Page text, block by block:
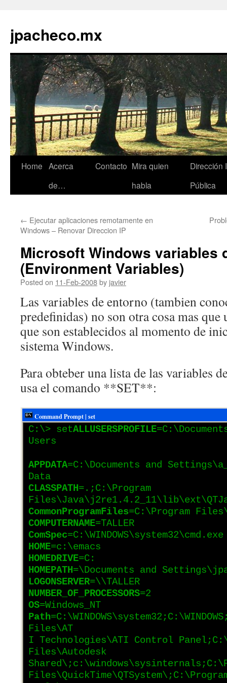
jpacheco.mx
Skip
Home Acerca
de…
Contacto Mira quien
habla
Dirección
Pública
← Ejecutar aplicaciones remotamente en
Windows – Renovar Direccion IP
Microsoft Windows variables
(Environment Variables)
Posted on 11-Feb-2008by javier
Las variables de entorno (tambien
predefinidas) no son otra cosa mas
que son establecidos al momento de
sistema Windows.
Para obteber una lista de las variables
usa el comando **SET**:
Command Prompt | set
C:\> setALLUSERSPROFILE
Users
APPDATA=C:\Documents and
Data
CLASSPATH=.;C:\Program
CommonProgramFiles=C:\Program
COMPUTERNAME=TALLER
ComSpec=C:\WINDOWS\system32\cmd.exe
HOME=c:\emacs
HOMEDRIVE=C:
HOMEPATH=\Documents and
LOGONSERVER=\\TALLER
NUMBER_OF_PROCESSORS=2
OS=Windows_NT
Path
Files\AT
I Technologies\ATI Control
Files\Autodesk